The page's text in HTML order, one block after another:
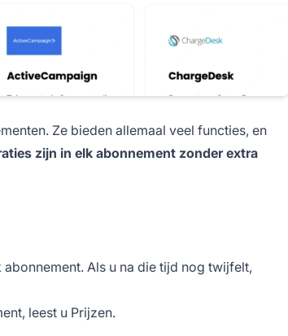
Ze bieden allemaal veel functies, en
zijn in elk abonnement zonder extra
Als u na die tijd nog twijfelt,
leest u Prijzen.